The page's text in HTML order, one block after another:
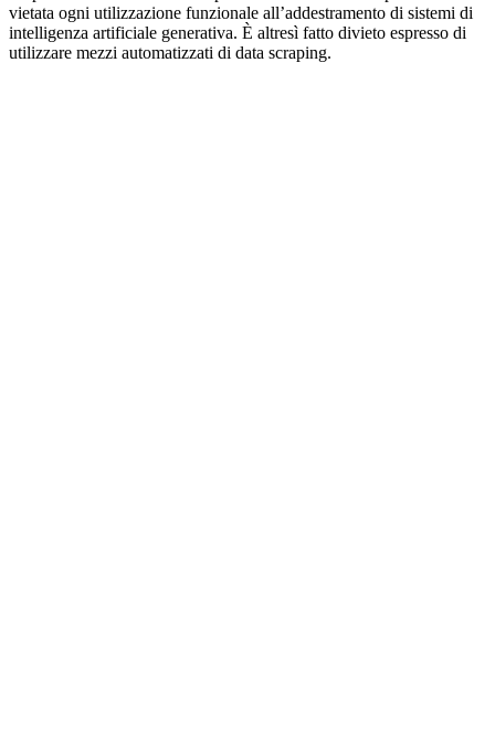
vietata ogni utilizzazione funzionale all’addestramento di sistemi di
intelligenza artificiale generativa. È altresì fatto divieto espresso di
utilizzare mezzi automatizzati di data scraping.